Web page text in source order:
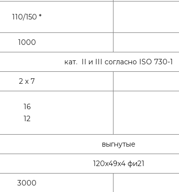
110/150 *
1000
кат. II и III согласно ISO 730-1
2 x 7
16
12
выгнутые
120х49х4 фи21
3000